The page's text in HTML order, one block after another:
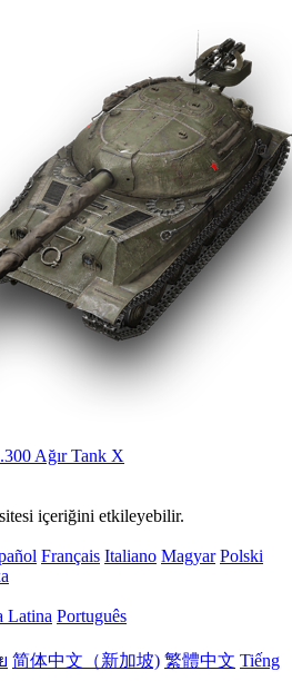
Ağır Tank X
içeriğini etkileyebilir.
Français Italiano Magyar Polski
Latina Português
简体中文（新加坡) 繁體中文 Tiếng